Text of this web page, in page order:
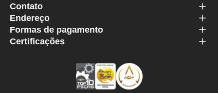
Contato
Endereço
Formas de pagamento
Certificações